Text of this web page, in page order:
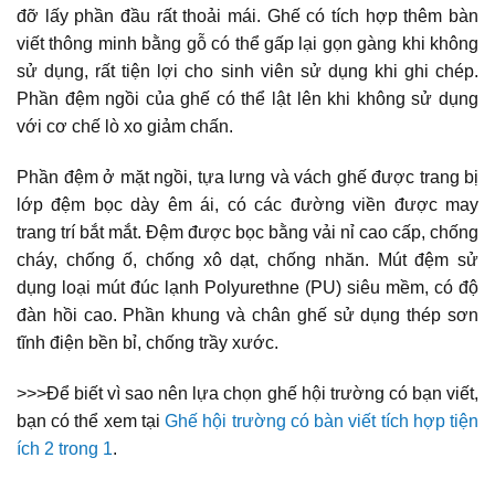
đỡ lấy phần đầu rất thoải mái. Ghế có tích hợp thêm bàn
viết thông minh bằng gỗ có thể gấp lại gọn gàng khi không
sử dụng, rất tiện lợi cho sinh viên sử dụng khi ghi chép.
Phần đệm ngồi của ghế có thể lật lên khi không sử dụng
với cơ chế lò xo giảm chấn.
Phần đệm ở mặt ngồi, tựa lưng và vách ghế được trang bị
lớp đệm bọc dày êm ái, có các đường viền được may
trang trí bắt mắt. Đệm được bọc bằng vải nỉ cao cấp, chống
cháy, chống ố, chống xô dạt, chống nhăn. Mút đệm sử
dụng loại mút đúc lạnh Polyurethne (PU) siêu mềm, có độ
đàn hồi cao. Phần khung và chân ghế sử dụng thép sơn
tĩnh điện bền bỉ, chống trầy xước.
>>>Để biết vì sao nên lựa chọn ghế hội trường có bạn viết,
bạn có thể xem tạiGhế hội trường có bàn viết tích hợp tiện
ích 2 trong 1.